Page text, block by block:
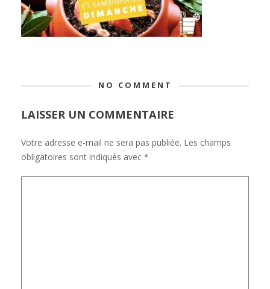
NO COMMENT
LAISSER UN COMMENTAIRE
Votre adresse e-mail ne sera pas publiée. Les champs
obligatoires sont indiqués avec *